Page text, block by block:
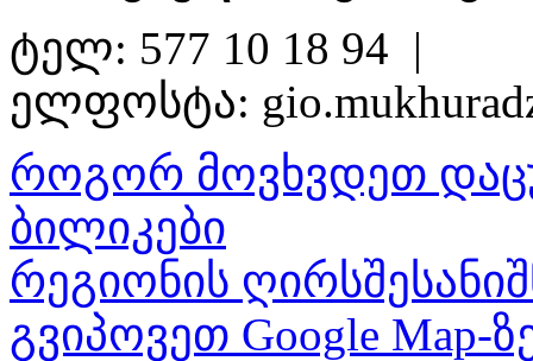
ტელ: 577 10 18 94 |
ელფოსტა:
როგორ მოვხვდეთ
ბილიკები
რეგიონის
გვიპოვეთ Google Map-